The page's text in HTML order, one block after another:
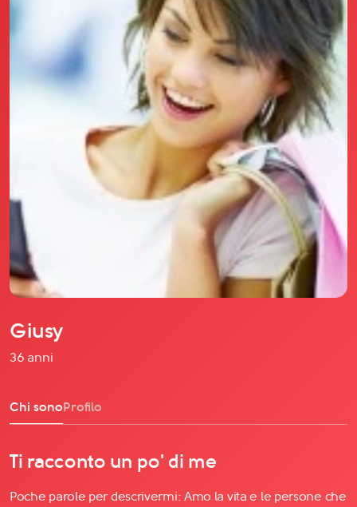
Annunci Donne
Agenzia matrimoniale Club di Più
Love Notebook
Il libro Donna di Cuori
Quanto costa Club di Più
Love Academy
Domande Frequenti
Impegno Sociale
Le nostre sedi
Facebook
YouTube
Instagram
TikTok
Giusy
36 anni
Chi sonoProfilo
Ti racconto un po' di me
Poche parole per descrivermi: Amo la vita e le persone che